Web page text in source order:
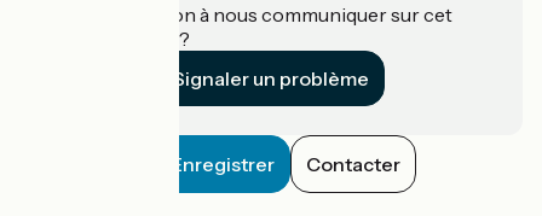
Une information à nous communiquer sur cet
établissement ?
Signaler un problème
Enregistrer Contacter